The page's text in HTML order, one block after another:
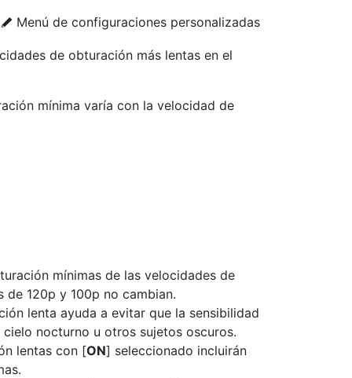
A Menú de configuraciones personalizadas
de obturación más lentas en el
mínima varía con la velocidad de
mínimas de las velocidades de
de 120p y 100p no cambian.
lenta ayuda a evitar que la sensibilidad
nocturno u otros sujetos oscuros.
lentas con [ON] seleccionado incluirán